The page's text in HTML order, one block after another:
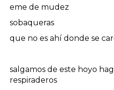
eme de mudez
sobaqueras
que no es ahí donde se
salgamos de este hoyo
respiraderos